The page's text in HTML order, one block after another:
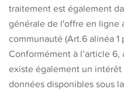
traitement est également
générale de l'offre en ligne
communauté (Art.6 alinéa 1
Conformément à l’article 6,
existe également un
données disponibles sous